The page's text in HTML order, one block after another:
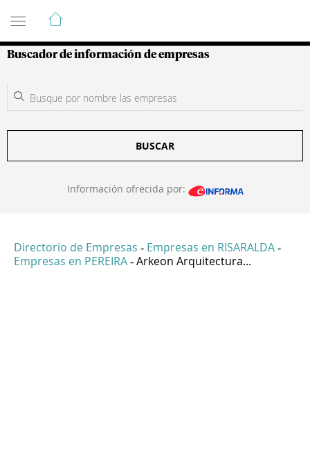
Guía de Empresas Colombianas
Buscador de información de empresas
BUSCAR
Información ofrecida por:
Directorio de Empresas - Empresas en RISARALDA -
Empresas en PEREIRA - Arkeon Arquitectura...